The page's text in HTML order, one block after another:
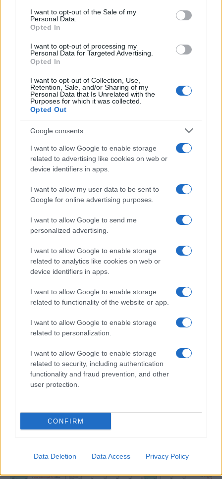
consent section.
I want to opt-out of the Sale of my
Personal Data.
Opted In
I want to opt-out of processing my
Personal Data for Targeted Advertising.
Opted In
I want to opt-out of Collection, Use,
Retention, Sale, and/or Sharing of my
Personal Data that Is Unrelated with the
Purposes for which it was collected.
Opted Out
Google consents
I want to allow Google to enable storage
related to advertising like cookies on web or
device identifiers in apps.
I want to allow my user data to be sent to
Google for online advertising purposes.
I want to allow Google to send me
personalized advertising.
I want to allow Google to enable storage
related to analytics like cookies on web or
device identifiers in apps.
I want to allow Google to enable storage
related to functionality of the website or app.
I want to allow Google to enable storage
related to personalization.
I want to allow Google to enable storage
related to security, including authentication
functionality and fraud prevention, and other
user protection.
CONFIRM
Data Deletion Data Access Privacy Policy
A Shlomo Mashiach („Your Honor”) által
második évad forgatása június elején
kezdődik.
közösséggel főszerepben
Lesújtva fogadtuk a hírt: meghalt a Rebbe